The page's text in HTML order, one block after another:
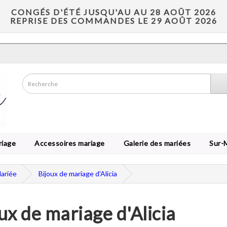
CONGÉS D'ÉTÉ JUSQU'AU AU 28 AOÛT 2026
REPRISE DES COMMANDES LE 29 AOÛT 2026
Accessoires mariage Galerie des mariées Sur-
Bijoux de mariage d'Alicia
de mariage d'Alicia